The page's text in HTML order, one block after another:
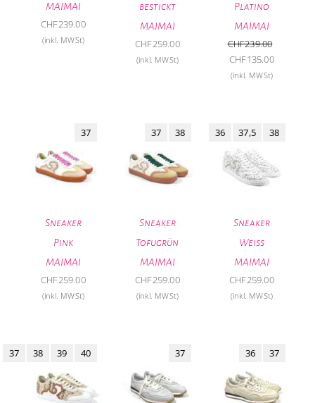
MAIMAI
CHF239.00
(inkl. MWSt)
bestickt
MAIMAI
CHF259.00
(inkl. MWSt)
Platino
MAIMAI
CHF239.00
Ursprünglicher
Preis
CHF135.00Aktueller
(inkl. MWSt)
Sneaker
Pink
MAIMAI
37
CHF259.00
(inkl. MWSt)
Sneaker
Tofugrün
MAIMAI
37 38
CHF259.00
(inkl. MWSt)
Sneaker
Weiss
MAIMAI
36 37,5 38
CHF259.00
(inkl. MWSt)
37 38 39 40 37 36 37